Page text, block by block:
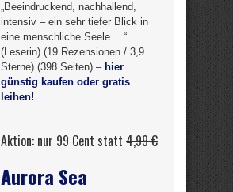
„Beeindruckend, nachhallend,
intensiv – ein sehr tiefer Blick in
eine menschliche Seele …“
(Leserin) (19 Rezensionen / 3,9
Sterne) (398 Seiten) – hier
günstig kaufen oder gratis
leihen!
Aktion: nur 99 Cent statt 4,99 €
Aurora Sea